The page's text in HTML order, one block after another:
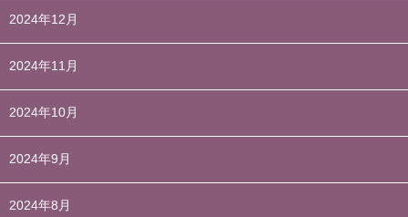
2024年12月
2024年11月
2024年10月
2024年9月
2024年8月